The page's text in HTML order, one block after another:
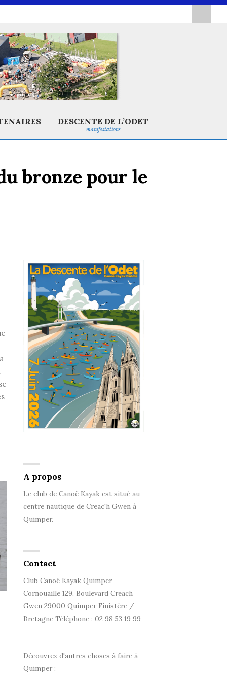
manifestations
DESCENTE DE L’ODET
bronze pour le
A propos
Le club de Canoë Kayak est situé au
centre nautique de Creac'h Gwen à
Quimper.
Contact
Club Canoë Kayak Quimper
Cornouaille 129, Boulevard Creach
Gwen 29000 Quimper Finistère /
Bretagne Téléphone : 02 98 53 19 99
Découvrez d'autres choses à faire à
Quimper :